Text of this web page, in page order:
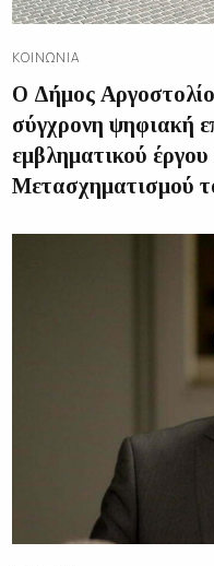
ΚΟΙΝΩΝΊΑ
Ο Δήμος
σύγχρονη ψηφιακή
εμβληματικού
Μετασχηματισμού